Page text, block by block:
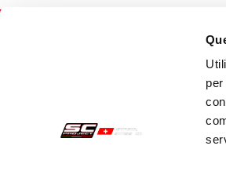
Commandes
Résiliation